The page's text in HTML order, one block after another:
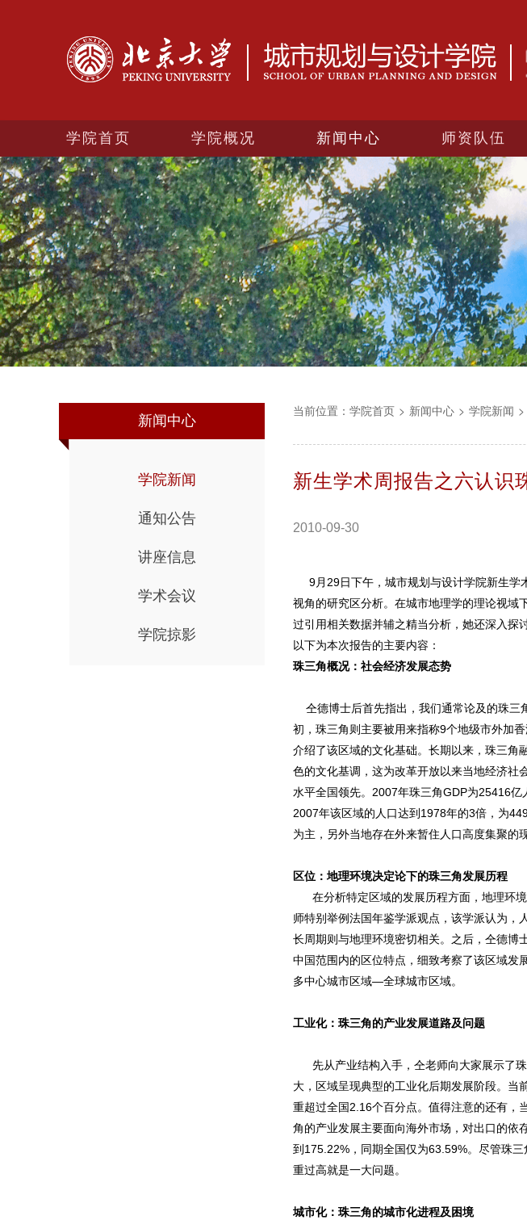
学院首页 学院概况 新闻中心 师资队伍
新闻中心
学院新闻
通知公告
讲座信息
学术会议
学院掠影
当前位置： 学院首页 > 新闻中心 > 学院新闻 >
新生学术周报告之六认识
2010-09-30
9月29日下午，城市规划与设计学院新生学
视角的研究区分析。在城市地理学的理论视域
过引用相关数据并辅之精当分析，她还深入探
以下为本次报告的主要内容：
珠三角概况：社会经济发展态势
仝德博士后首先指出，我们通常论及的珠三
初，珠三角则主要被用来指称9个地级市外加
介绍了该区域的文化基础。长期以来，珠三角
色的文化基调，这为改革开放以来当地经济社
水平全国领先。2007年珠三角GDP为25416
2007年该区域的人口达到1978年的3倍，为
为主，另外当地存在外来暂住人口高度集聚的现
区位：地理环境决定论下的珠三角发展历程
在分析特定区域的发展历程方面，地理环
师特别举例法国年鉴学派观点，该学派认为，
长周期则与地理环境密切相关。之后，仝德博
中国范围内的区位特点，细致考察了该区域
多中心城市区域—全球城市区域。
工业化：珠三角的产业发展道路及问题
先从产业结构入手，仝老师向大家展示了珠
大，区域呈现典型的工业化后期发展阶段。
重超过全国2.16个百分点。值得注意的还有，
角的产业发展主要面向海外市场，对出口的依
到175.22%，同期全国仅为63.59%。尽管珠
重过高就是一大问题。
城市化：珠三角的城市化进程及困境